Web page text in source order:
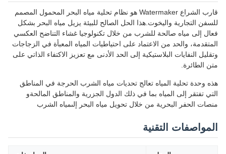
قارب الشراع Watermaker هو نظام تحلية مياه البحر المحمول المصمم
للسفن التجارية واليخوت.هذا الحل الصالح للبيئة يزيل مياه البحر بشكل
فعال إلى مياه صالحة للشرب من خلال تكنولوجيا غشاء التناضح العكسي
المتقدمة، والحد من الاعتماد على احتياطيات المياه المعبأة في الزجاجات
وتقليل النفايات البلاستيكية إلى الحد الأدنى مع تعزيز الاكتفاء الذاتي على
متن الطائرة.
هذه وحدة تحلية المياه تعالج تحديات مياه الشرب الحرجة في المناطق
التي تفتقر إلى المياه بما في ذلك الدول الجزرية والمناطق المالحةو
منصات الحفر البحرية من خلال تحويل مياه البحر إلىمياه الشرب
المواصفات التقنية